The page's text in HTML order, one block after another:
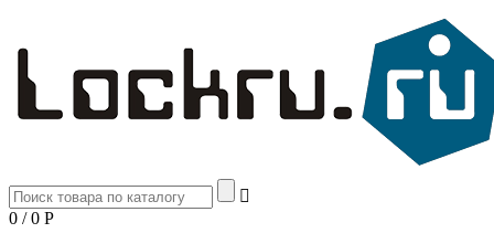
0 / 0 Р